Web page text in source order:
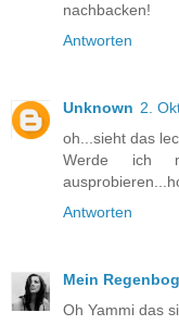
nachbacken!
Antworten
Unknown 2.
oh...sieht das
Werde ich
Antworten
Mein
Oh Yammi das